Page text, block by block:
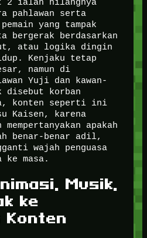
2 ialah hilangnya
pahlawan serta
yang tampak
bergerak berdasarkan
atau logika dingin
Kenjaku tetap
namun di
Yuji dan kawan-
disebut korban
konten seperti ini
Kaisen, karena
apakah
benar-benar adil,
wajah penguasa
ke masa.
Musik,
ke
Konten